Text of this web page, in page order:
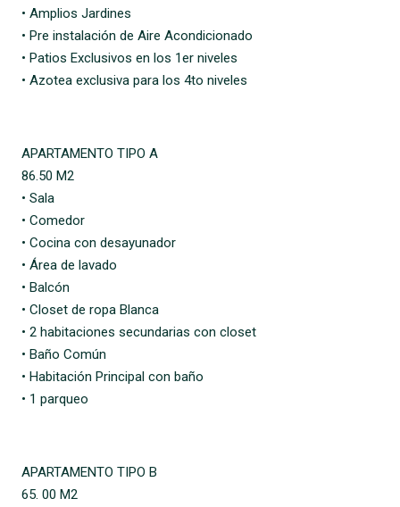
• Amplios Jardines
• Pre instalación de Aire Acondicionado
• Patios Exclusivos en los 1er niveles
• Azotea exclusiva para los 4to niveles
APARTAMENTO TIPO A
86.50 M2
• Sala
• Comedor
• Cocina con desayunador
• Área de lavado
• Balcón
• Closet de ropa Blanca
• 2 habitaciones secundarias con closet
• Baño Común
• Habitación Principal con baño
• 1 parqueo
APARTAMENTO TIPO B
65. 00 M2